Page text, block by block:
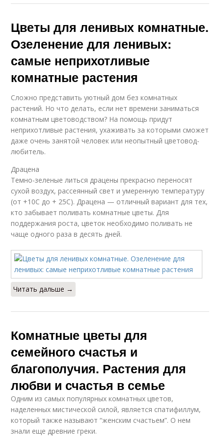
Цветы для ленивых комнатные.
Озеленение для ленивых:
самые неприхотливые
комнатные растения
Сложно представить уютный дом без комнатных
растений. Но что делать, если нет времени заниматься
комнатным цветоводством? На помощь придут
неприхотливые растения, ухаживать за которыми сможет
даже очень занятой человек или неопытный цветовод-
любитель.
Драцена
Темно-зеленые литься драцены прекрасно переносят
сухой воздух, рассеянный свет и умеренную температуру
(от +10С до + 25С). Драцена — отличный вариант для тех,
кто забывает поливать комнатные цветы. Для
поддержания роста, цветок необходимо поливать не
чаще одного раза в десять дней.
Читать дальше →
Комнатные цветы для
семейного счастья и
благополучия. Растения для
любви и счастья в семье
Одним из самых популярных комнатных цветов,
наделенных мистической силой, является спатифиллум,
который также называют “женским счастьем”. О нем
знали еще древние греки.